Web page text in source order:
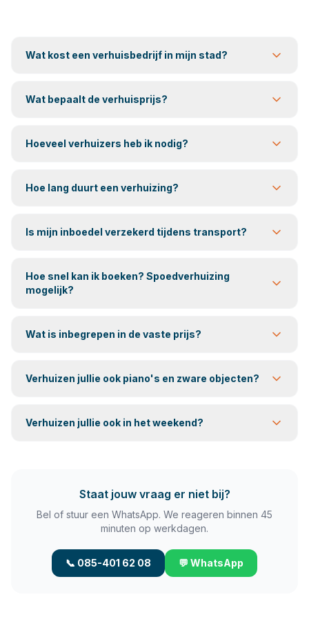
Wat kost een verhuisbedrijf in mijn stad?
Wat bepaalt de verhuisprijs?
Hoeveel verhuizers heb ik nodig?
Hoe lang duurt een verhuizing?
Is mijn inboedel verzekerd tijdens transport?
Hoe snel kan ik boeken? Spoedverhuizing
mogelijk?
Wat is inbegrepen in de vaste prijs?
Verhuizen jullie ook piano's en zware objecten?
Verhuizen jullie ook in het weekend?
Staat jouw vraag er niet bij?
Bel of stuur een WhatsApp. We reageren binnen 45
minuten op werkdagen.
📞 085-401 62 08 💬 WhatsApp